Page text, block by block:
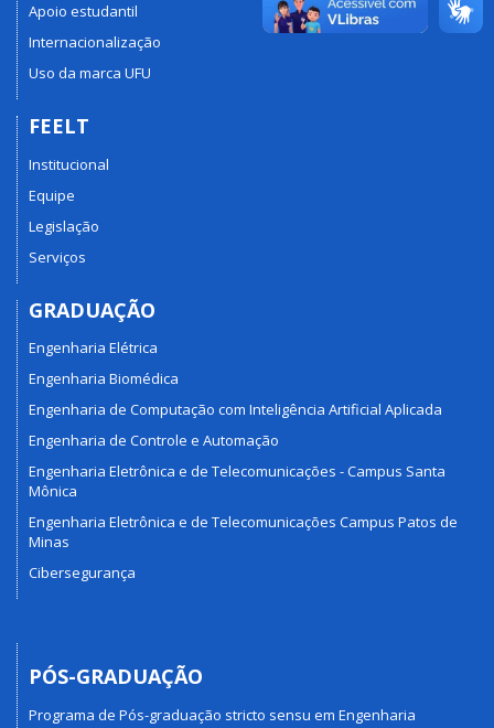
Apoio estudantil
Internacionalização
Uso da marca UFU
FEELT
Institucional
Equipe
Legislação
Serviços
GRADUAÇÃO
Engenharia Elétrica
Engenharia Biomédica
Engenharia de Computação com Inteligência Artificial Aplicada
Engenharia de Controle e Automação
Engenharia Eletrônica e de Telecomunicações - Campus Santa
Mônica
Engenharia Eletrônica e de Telecomunicações Campus Patos de
Minas
Cibersegurança
PÓS-GRADUAÇÃO
Programa de Pós-graduação stricto sensu em Engenharia